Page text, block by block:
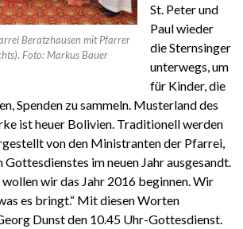
Beratzhausen mit Pfarrer
Foto: Markus Bauer
St. Peter und
Paul wieder
die Sternsinger
unterwegs, um
für Kinder, die
Spenden zu sammeln. Musterland des
ist heuer Bolivien. Traditionell werden
von den Ministranten der Pfarrei,
Gottesdienstes im neuen Jahr ausgesandt.
wir das Jahr 2016 beginnen. Wir
es bringt.“ Mit diesen Worten
Dunst den 10.45 Uhr-Gottesdienst.